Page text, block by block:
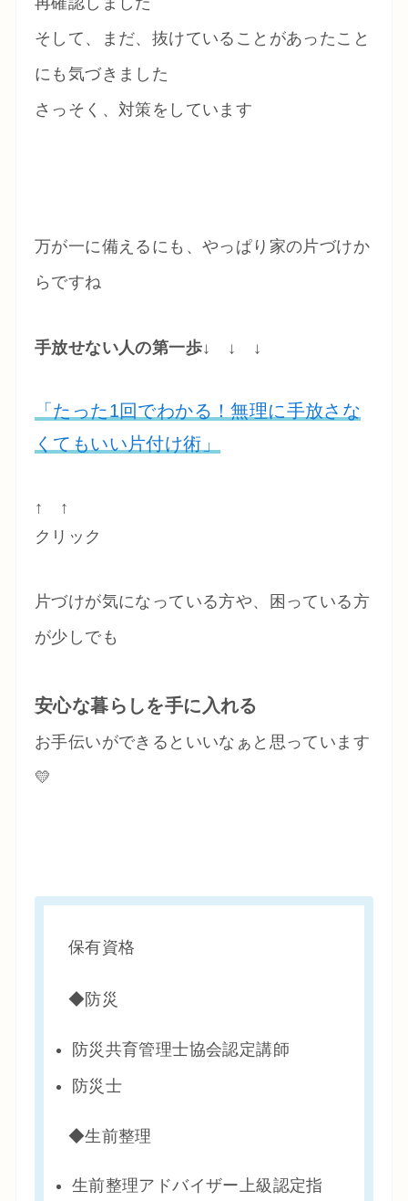
そして、まだ、抜けていることがあったこと
にも気づきました
さっそく、対策をしています
万が一に備えるにも、やっぱり家の片づけか
らですね
手放せない人の第一歩↓ ↓ ↓
「たった1回でわかる！無理に手放さな
くてもいい片付け術」
↑ ↑
クリック
片づけが気になっている方や、困っている方
が少しでも
安心な暮らしを手に入れる
お手伝いができるといいなぁと思っています
💛
保有資格
◆防災
防災共育管理士協会認定講師
防災士
◆生前整理
生前整理アドバイザー上級認定指